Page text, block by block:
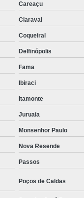
Masculina
a Rigor
Masculina Preço
Preço
Masculina Preço
Manga Curta Preço
Masculina Preço
Slim Preço
Careaçu
Claraval
Coqueiral
Delfinópolis
Fama
Ibiraci
Itamonte
Juruaia
Monsenhor Paulo
Nova Resende
Passos
Poços de Caldas